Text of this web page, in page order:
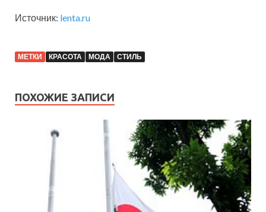
Источник: lenta.ru
МЕТКИ КРАСОТА МОДА СТИЛЬ
ПОХОЖИЕ ЗАПИСИ